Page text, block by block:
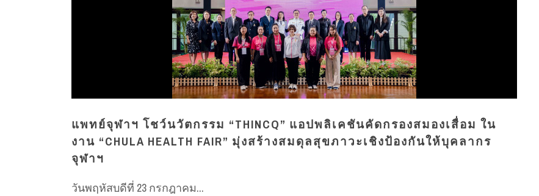
แพทย์จุฬาฯ โชว์นวัตกรรม “THINCQ” แอปพลิเคชันคัดกรองสมองเสื่อม ใน
งาน “CHULA HEALTH FAIR” มุ่งสร้างสมดุลสุขภาวะเชิงป้องกันให้บุคลากร
จุฬาฯ
วันพฤหัสบดีที่ 23 กรกฎาคม...